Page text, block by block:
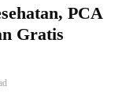
PCA
Gratis